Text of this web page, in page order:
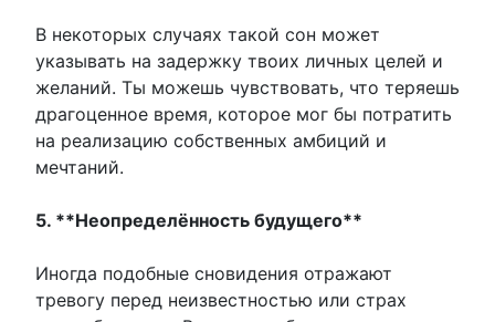
В некоторых случаях такой сон может
указывать на задержку твоих личных целей и
желаний. Ты можешь чувствовать, что теряешь
драгоценное время, которое мог бы потратить
на реализацию собственных амбиций и
мечтаний.
5. **Неопределённость будущего**
Иногда подобные сновидения отражают
тревогу перед неизвестностью или страх